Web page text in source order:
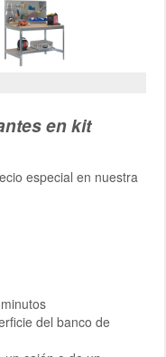
en kit
especial en nuestra
del banco de